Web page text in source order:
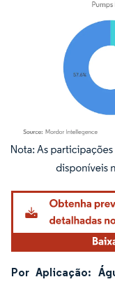
Imagem © Mordor
Por Aplicação: